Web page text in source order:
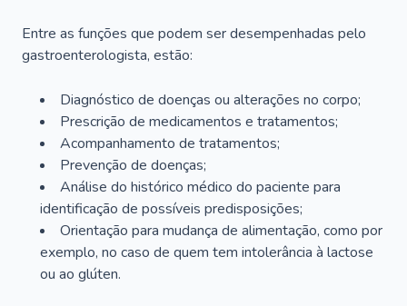
Entre as funções que podem ser desempenhadas pelo
gastroenterologista, estão:
Diagnóstico de doenças ou alterações no corpo;
Prescrição de medicamentos e tratamentos;
Acompanhamento de tratamentos;
Prevenção de doenças;
Análise do histórico médico do paciente para
identificação de possíveis predisposições;
Orientação para mudança de alimentação, como por
exemplo, no caso de quem tem intolerância à lactose
ou ao glúten.